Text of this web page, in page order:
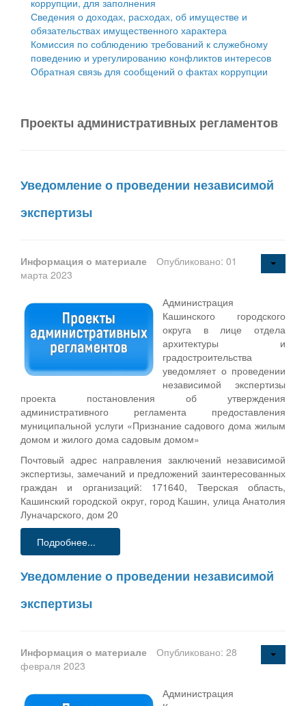
Городское поселение
Сельские поселения
Сведения о доходах, расходах, об имуществе и
обязательствах имущественного характера
Комиссия по соблюдению требований к служебному
поведению и урегулированию конфликтов интересов
Обратная связь для сообщений о фактах коррупции
Проекты административных регламентов
Уведомление о проведении независимой
экспертизы
Информация о материале
Опубликовано: 01
марта 2023
Администрация
Кашинского городского
округа в лице отдела
архитектуры и
градостроительства
уведомляет о проведении
независимой экспертизы
проекта постановления об утверждения
административного регламента предоставления
муниципальной услуги «Признание садового дома жилым
домом и жилого дома садовым домом»
Почтовый адрес направления заключений независимой
экспертизы, замечаний и предложений заинтересованных
граждан и организаций: 171640, Тверская область,
Кашинский городской округ, город Кашин, улица Анатолия
Луначарского, дом 20
Подробнее...
Уведомление о проведении независимой
экспертизы
Информация о материале
Опубликовано: 28
февраля 2023
Администрация